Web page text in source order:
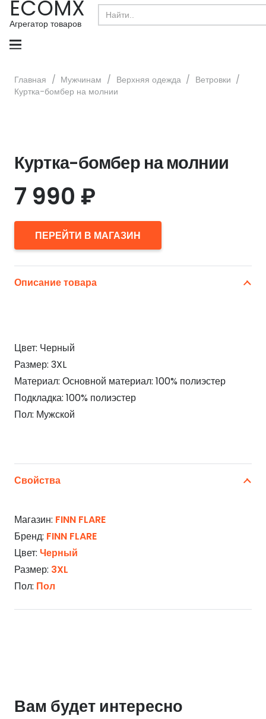
ECOMX
Агрегатор товаров
Search
for:
Главная / Мужчинам / Верхняя одежда / Ветровки /
Куртка-бомбер на молнии
Куртка-бомбер на молнии
7 990 ₽
ПЕРЕЙТИ В МАГАЗИН
Описание товара
Цвет: Черный
Размер: 3XL
Материал: Основной материал: 100% полиэстер
Подкладка: 100% полиэстер
Пол: Мужской
Свойства
Магазин: FINN FLARE
Бренд: FINN FLARE
Цвет: Черный
Размер: 3XL
Пол: Пол
Вам будет интересно